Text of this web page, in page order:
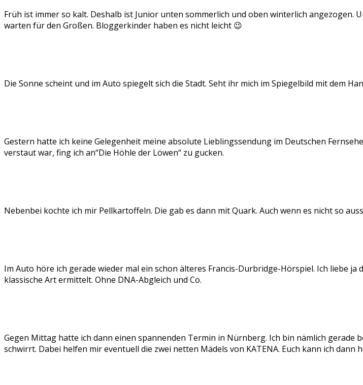
Früh ist immer so kalt. Deshalb ist Junior unten sommerlich und oben winterlich angezogen.
warten für den Großen. Bloggerkinder haben es nicht leicht 😉
Die Sonne scheint und im Auto spiegelt sich die Stadt. Seht ihr mich im Spiegelbild mit dem
Gestern hatte ich keine Gelegenheit meine absolute Lieblingssendung im Deutschen
verstaut war, fing ich an“Die Höhle der Löwen“ zu gucken.
Nebenbei kochte ich mir Pellkartoffeln. Die gab es dann mit Quark. Auch wenn es nicht so
Im Auto höre ich gerade wieder mal ein schon älteres Francis-Durbridge-Hörspiel. Ich liebe
klassische Art ermittelt. Ohne DNA-Abgleich und Co.
Gegen Mittag hatte ich dann einen spannenden Termin in Nürnberg. Ich bin nämlich gerade
schwirrt. Dabei helfen mir eventuell die zwei netten Mädels von KATENA. Euch kann ich